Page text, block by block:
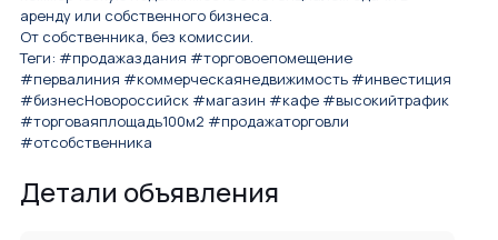
аренду или собственного бизнеса.
От собственника, без комиссии.
Теги: #продажаздания #торговоепомещение
#первалиния #коммерческаянедвижимость #инвестиция
#бизнесНовороссийск #магазин #кафе #высокийтрафик
#торговаяплощадь100м2 #продажаторговли
#отсобственника
Детали объявления